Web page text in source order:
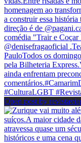
Open post by